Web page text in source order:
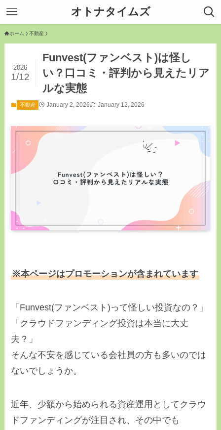
オトナタイムズ
ホーム 不動産
Funvest(ファンベスト)は怪し
い？口コミ・評判から見えたリア
ルな実態
2026
1/12
不動産 January 2, 2026 January 12, 2026
※本ページはプロモーションが含まれています
「Funvest(ファンベスト)って怪しい投資なの？」
「クラウドファンディング投資は本当に大丈
夫？」
そんな不安を感じている会社員の方も多いのでは
ないでしょうか。
近年、少額から始められる資産運用としてクラウ
ドファンディングが注目され、その中でも